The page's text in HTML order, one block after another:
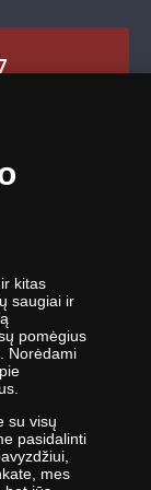
val.
kalyklų atstovė ir
Nuo 2009
Group“
grupė Europoje
šalių, kuriuose
kitas
saugiai ir
pomėgius
Norėdami
su visų
pasidalinti
mes